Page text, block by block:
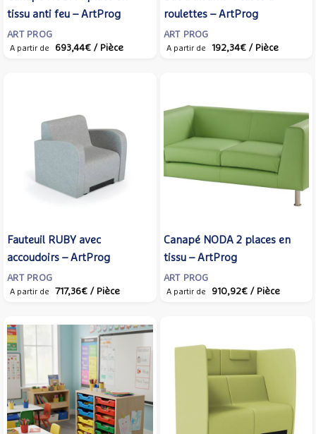
tissu anti feu – ArtProg
ART PROG
A partir de 693,44€ / Pièce
roulettes – ArtProg
ART PROG
A partir de 192,34€ / Pièce
Fauteuil RUBY avec
accoudoirs – ArtProg
ART PROG
A partir de 717,36€ / Pièce
Canapé NODA 2 places en
tissu – ArtProg
ART PROG
A partir de 910,92€ / Pièce